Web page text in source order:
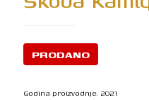
PRODANO
Godina proizvodnje: 2021